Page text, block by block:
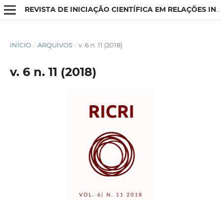
REVISTA DE INICIAÇÃO CIENTÍFICA EM RELAÇÕES INTERNACIONAIS
INÍCIO / ARQUIVOS / v. 6 n. 11 (2018)
v. 6 n. 11 (2018)